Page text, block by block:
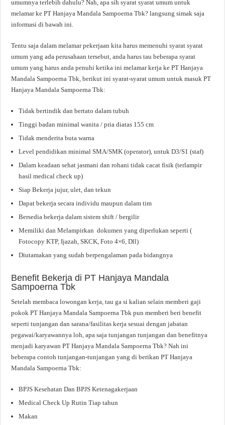
umumnya terlebih dahulu? Nah, apa sih syarat syarat umum untuk
melamar ke PT Hanjaya Mandala Sampoerna Tbk? langsung simak saja
informasi di bawah ini.
Tentu saja dalam melamar pekerjaan kita harus memenuhi syarat syarat
umum yang ada perusahaan tersebut, anda harus tau beberapa syarat
umum yang harus anda penuhi ketika ini melamar kerja ke PT Hanjaya
Mandala Sampoerna Tbk, berikut ini syarat-syarat umum untuk masuk PT
Hanjaya Mandala Sampoerna Tbk:
Tidak bertindik dan bertato dalam tubuh
Tinggi badan minimal wanita / pria diatas 155 cm
Tidak menderita buta warna
Level pendidikan minimal SMA/SMK (operator), untuk D3/S1 (staf)
Dalam keadaan sehat jasmani dan rohani tidak cacat fisik (terlampir
hasil medical check up)
Siap Bekerja jujur, ulet, dan tekun
Dapat bekerja secara individu maupun dalam tim
Bersedia bekerja dalam sistem shift / bergilir
Memiliki dan Melampirkan dokumen yang diperlukan seperti (
Fotocopy KTP, Ijazah, SKCK, Foto 4×6, Dll)
Diutamakan yang sudah berpengalaman pada bidangnya
Benefit Bekerja di PT Hanjaya Mandala
Sampoerna Tbk
Setelah membaca lowongan kerja, tau ga si kalian selain memberi gaji
pokok PT Hanjaya Mandala Sampoerna Tbk pun memberi beri benefit
seperti tunjangan dan sarana/fasilitas kerja sesuai dengan jabatan
pegawai/karyawannya loh, apa saja tunjangan tunjangan dan benefitnya
menjadi karyawan PT Hanjaya Mandala Sampoerna Tbk? Nah ini
beberapa contoh tunjangan-tunjangan yang di berikan PT Hanjaya
Mandala Sampoerna Tbk:
BPJS Kesehatan Dan BPJS Ketenagakerjaan
Medical Check Up Rutin Tiap tahun
Makan